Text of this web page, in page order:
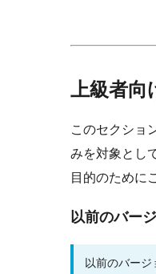
上級者向
このセクショ
みを対象とし
目的のために
以前のバー
以前のバー